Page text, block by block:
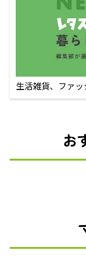
生活雑貨、ファ
えるECサイト
お